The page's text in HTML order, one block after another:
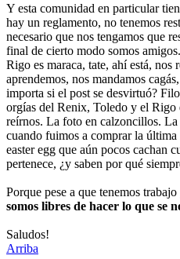
Y esta comunidad en particular
hay un reglamento, no tenemos
necesario que nos tengamos que
final de cierto modo somos
Rigo es maraca, tate, ahí está, nos
aprendemos, nos mandamos
importa si el post se desvirtuó?
orgías del Renix, Toledo y el Rigo
reírnos. La foto en calzoncillos.
cuando fuimos a comprar la
easter egg que aún pocos cachan
pertenece, ¿y saben por qué
Porque pese a que tenemos
somos libres de hacer lo que se
Saludos!
Arriba